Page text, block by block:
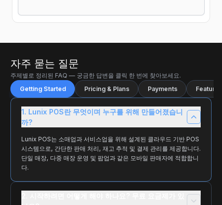
자주 묻는 질문
주제별로 정리된 FAQ — 궁금한 답변을 클릭 한 번에 찾아보세요.
Getting Started
Pricing & Plans Payments
1. Lunix POS란 무엇이며 누구를 위해 만들어졌습니
까?
Lunix POS는 소매업과 서비스업을 위해 설계된 클라우드 기반 POS
시스템으로, 간단한 판매 처리, 재고 추적 및 결제 관리를 제공합니다.
단일 매장, 다중 매장 운영 및 팝업과 같은 모바일 판매자에 적합합니
다.